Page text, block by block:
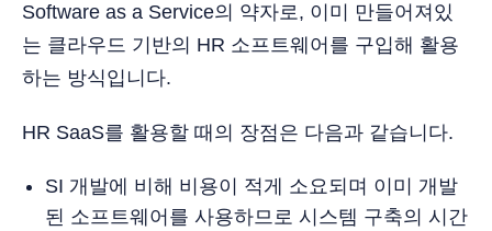
Software as a Service의 약자로, 이미 만들어져있
는 클라우드 기반의 HR 소프트웨어를 구입해 활용
하는 방식입니다.
HR SaaS를 활용할 때의 장점은 다음과 같습니다.
SI 개발에 비해 비용이 적게 소요되며 이미 개발
된 소프트웨어를 사용하므로 시스템 구축의 시간